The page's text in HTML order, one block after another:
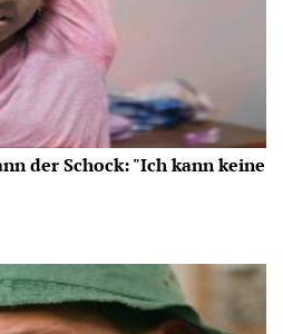
der Schock: "Ich kann keine